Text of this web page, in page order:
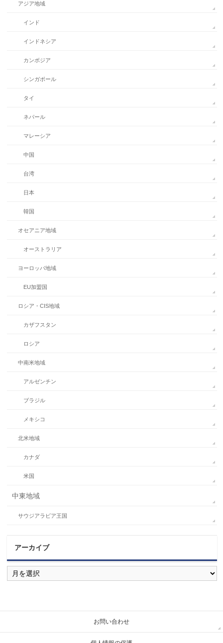
アジア地域
インド
インドネシア
カンボジア
シンガポール
タイ
ネパール
マレーシア
中国
台湾
日本
韓国
オセアニア地域
オーストラリア
ヨーロッパ地域
EU加盟国
ロシア・CIS地域
カザフスタン
ロシア
中南米地域
アルゼンチン
ブラジル
メキシコ
北米地域
カナダ
米国
中東地域
サウジアラビア王国
アーカイブ
ア
ー
カ
お問い合わせ